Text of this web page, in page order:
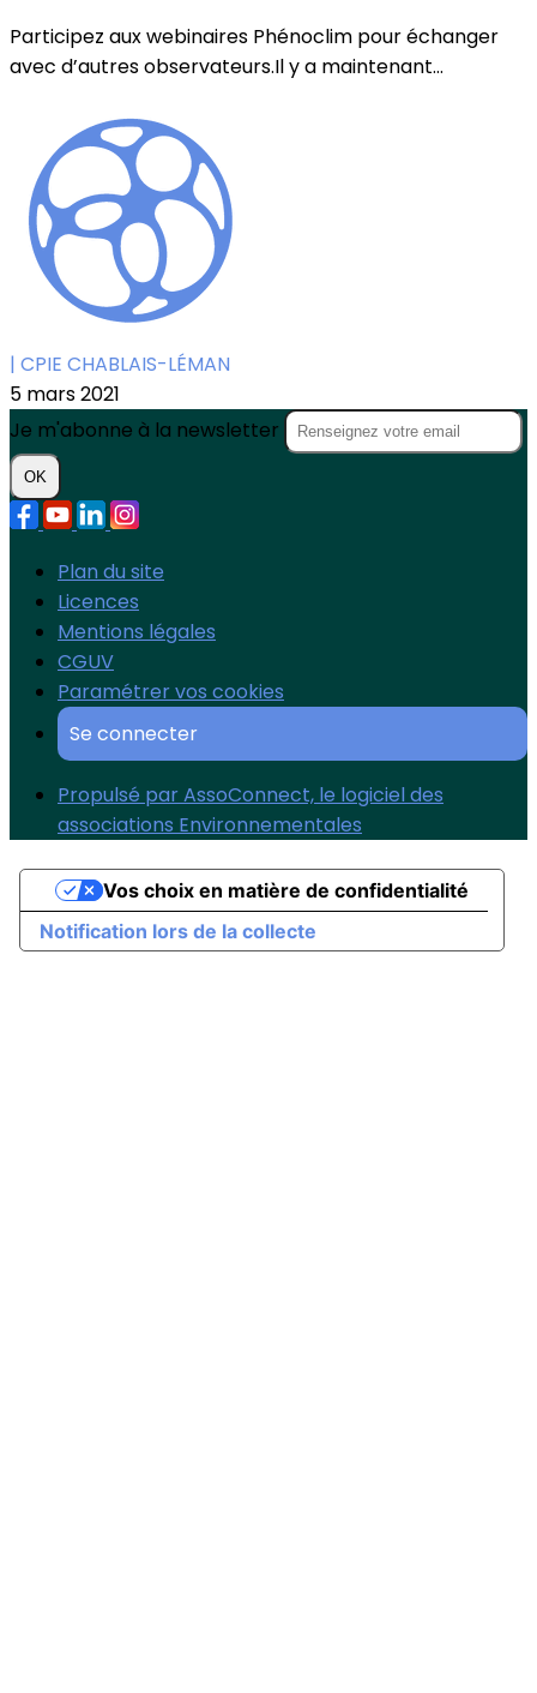
Participez aux webinaires Phénoclim pour échanger
avec d’autres observateurs.Il y a maintenant...
| CPIE CHABLAIS-LÉMAN
5 mars 2021
Je m'abonne à la newsletter
OK
Plan du site
Licences
Mentions légales
CGUV
Paramétrer vos cookies
Se connecter
Propulsé par AssoConnect, le logiciel des
associations Environnementales
Notification lors de la collecte
Vos choix en matière de confidentialité